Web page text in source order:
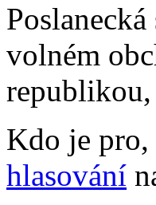
volném
republikou,
Kdo je
hlasování